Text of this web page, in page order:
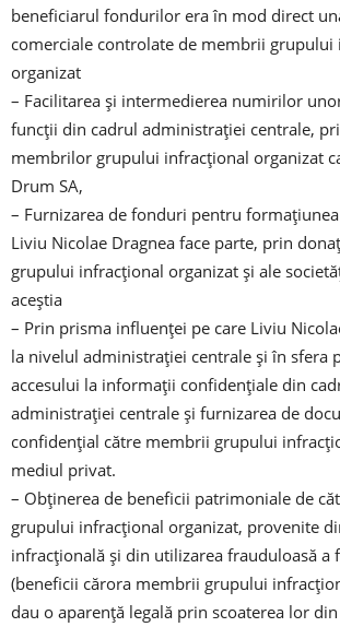
beneficiarul fondurilor era în mod direct
comerciale controlate de membrii grupului
organizat
– Facilitarea și intermedierea numirilor
funcții din cadrul administrației centrale,
membrilor grupului infracțional organizat
Drum SA,
– Furnizarea de fonduri pentru
Liviu Nicolae Dragnea face parte, prin
grupului infracțional organizat și ale
aceștia
– Prin prisma influenței pe care Liviu
la nivelul administrației centrale și în sfera
accesului la informații confidențiale din
administrației centrale și furnizarea de
confidențial către membrii grupului
mediul privat.
– Obținerea de beneficii patrimoniale de
grupului infracțional organizat, provenite
infracțională și din utilizarea frauduloasă
(beneficii cărora membrii grupului
dau o aparență legală prin scoaterea lor